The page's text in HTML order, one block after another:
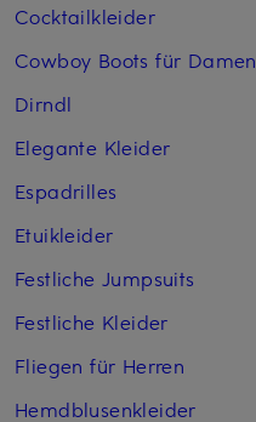
Cocktailkleider
Cowboy Boots für Damen
Dirndl
Elegante Kleider
Espadrilles
Etuikleider
Festliche Jumpsuits
Festliche Kleider
Fliegen für Herren
Hemdblusenkleider